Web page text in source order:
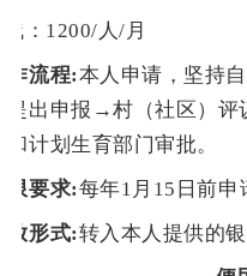
：1200/人/月
作流程:本人申请，坚持
提出申报→村（社区）
计划生育部门审批。
限要求:每年1月15日前申
放形式:转入本人提供的银